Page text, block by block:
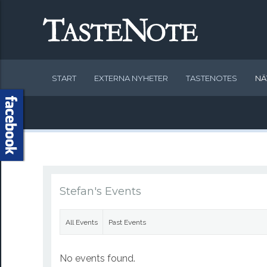
START EXTERNA NYHETER TASTENOTES
Stefan's Events
All Events Past Events
No events found.